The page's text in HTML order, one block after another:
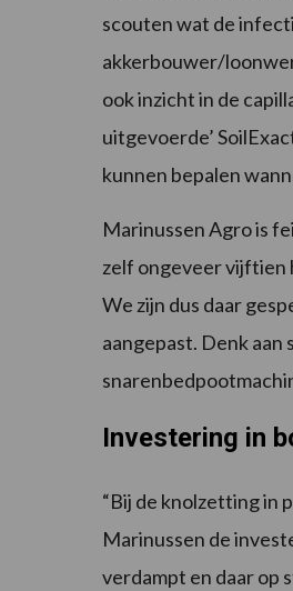
scouten wat de
akkerbouwer/
ook inzicht in de
uitgevoerde’
kunnen bepalen
Marinussen Agro is
zelf ongeveer vijftien
We zijn dus daar
aangepast. Denk
Investering in
“Bij de knolzetting in
Marinussen de
verdampt en daar op